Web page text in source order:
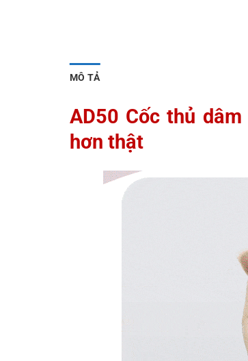
MÔ TẢ
AD50 Cốc thủ
hơn thật